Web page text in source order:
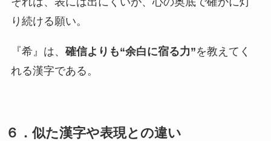
り続ける願い。
『希』は、 確信よりも“余白に宿る力”を教えてく
れる漢字である。
６．似た漢字や表現との違い